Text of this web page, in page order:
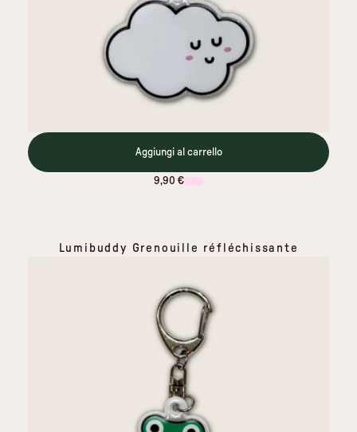
Aggiungi al carrello
9,90 €
Lumibuddy Grenouille réfléchissante